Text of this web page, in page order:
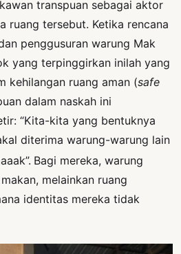
transpuan sebagai aktor
ruang tersebut. Ketika rencana
penggusuran warung Mak
yang terpinggirkan inilah yang
kehilangan ruang aman (safe
dalam naskah ini
“Kita-kita yang bentuknya
diterima warung-warung lain
Bagi mereka, warung
melainkan ruang
identitas mereka tidak